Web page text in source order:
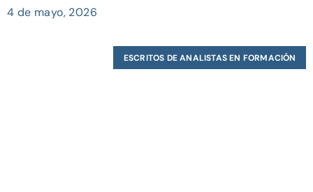
4 de mayo, 2026
ESCRITOS DE ANALISTAS EN FORMACIÓN